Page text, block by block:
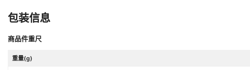
款式细节
颜色
是否跨境出口专供货源
包装信息
商品件重尺
重量(g)